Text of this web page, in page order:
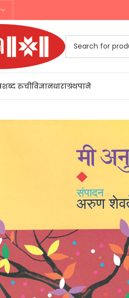
शब्द रुचीविज्ञानधाराग्रंथपाने